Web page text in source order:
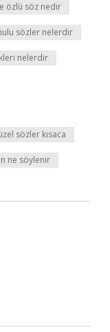
özlü söz nedir
sözler nelerdir
nelerdir
sözler kısaca
ne söylenir